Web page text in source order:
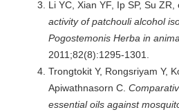
Li YC, Xian YF, Ip SP, Su ZR,
activity of patchouli alcohol
Pogostemonis Herba in
2011;82(8):1295-1301.
Trongtokit Y, Rongsriyam Y,
Apiwathnasorn C.
essential oils against